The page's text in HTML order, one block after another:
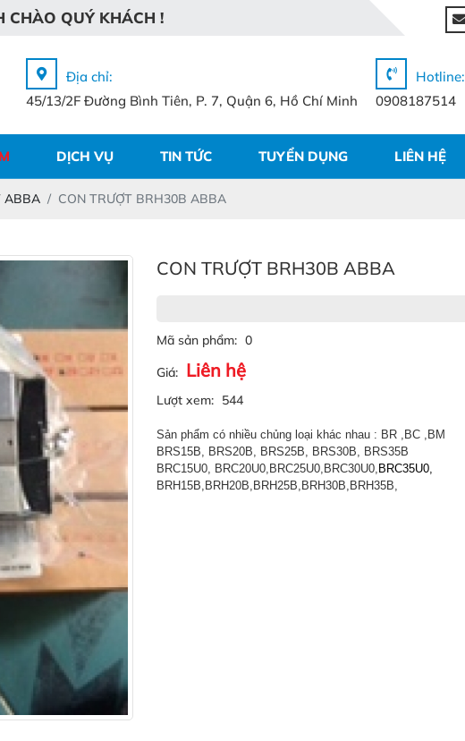
CHÀO QUÝ KHÁCH !
Địa chỉ:
45/13/2F Đường Bình Tiên, P. 7, Quận 6, Hồ Chí Minh
Hotline:
0908187514
DỊCH VỤ TIN TỨC TUYỂN DỤNG LIÊN HỆ
ABBA CON TRƯỢT BRH30B ABBA
CON TRƯỢT BRH30B ABBA
Mã sản phẩm: 0
Giá: Liên hệ
Lượt xem: 544
Sản phẩm có nhiều chủng loại khác nhau : BR ,BC ,BM
BRS15B,
BRS20B, BRS25B, BRS30B, BRS35B
BRC15U0, BRC20U0,BRC25U0,BRC30U0, BRC35U0,
BRH15B,BRH20B,BRH25B,BRH30B,BRH35B,